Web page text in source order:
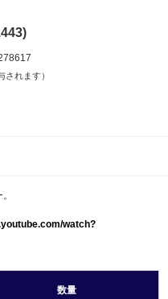
されます）
watch?
数量